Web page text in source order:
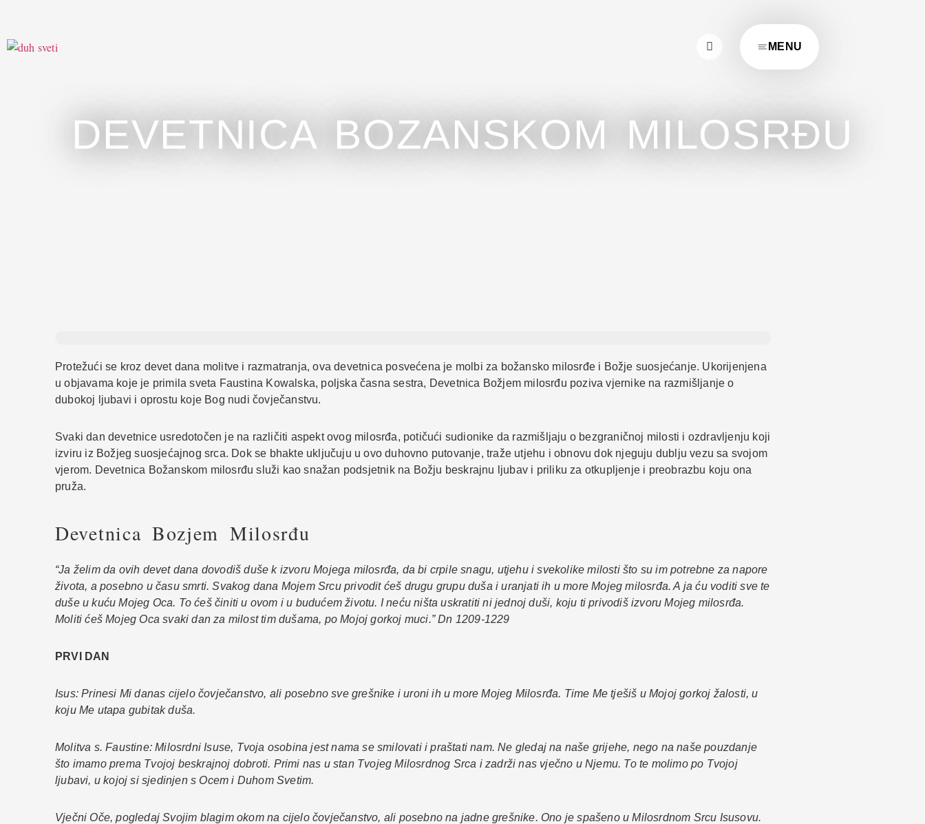
MENU
DEVETNICA BOZANSKOM MILOSRĐU
Protežući se kroz devet dana molitve i razmatranja, ova devetnica posvećena je molbi za božansko milosrđe i Božje suosjećanje. Ukorijenjena
u objavama koje je primila sveta Faustina Kowalska, poljska časna sestra, Devetnica Božjem milosrđu poziva vjernike na razmišljanje o
dubokoj ljubavi i oprostu koje Bog nudi čovječanstvu.
Svaki dan devetnice usredotočen je na različiti aspekt ovog milosrđa, potičući sudionike da razmišljaju o bezgraničnoj milosti i ozdravljenju koji
izviru iz Božjeg suosjećajnog srca. Dok se bhakte uključuju u ovo duhovno putovanje, traže utjehu i obnovu dok njeguju dublju vezu sa svojom
vjerom. Devetnica Božanskom milosrđu služi kao snažan podsjetnik na Božju beskrajnu ljubav i priliku za otkupljenje i preobrazbu koju ona
pruža.
Devetnica Bozjem Milosrđu
“Ja želim da ovih devet dana dovodiš duše k izvoru Mojega milosrđa, da bi crpile snagu, utjehu i svekolike milosti što su im potrebne za napore
života, a posebno u času smrti. Svakog dana Mojem Srcu privodit ćeš drugu grupu duša i uranjati ih u more Mojeg milosrđa. A ja ću voditi sve te
duše u kuću Mojeg Oca. To ćeš činiti u ovom i u budućem životu. I neću ništa uskratiti ni jednoj duši, koju ti privodiš izvoru Mojeg milosrđa.
Moliti ćeš Mojeg Oca svaki dan za milost tim dušama, po Mojoj gorkoj muci.” Dn 1209-1229
PRVI DAN
Isus: Prinesi Mi danas cijelo čovječanstvo, ali posebno sve grešnike i uroni ih u more Mojeg Milosrđa. Time Me tješiš u Mojoj gorkoj žalosti, u
koju Me utapa gubitak duša.
Molitva s. Faustine: Milosrdni Isuse, Tvoja osobina jest nama se smilovati i praštati nam. Ne gledaj na naše grijehe, nego na naše pouzdanje
što imamo prema Tvojoj beskrajnoj dobroti. Primi nas u stan Tvojeg Milosrdnog Srca i zadrži nas vječno u Njemu. To te molimo po Tvojoj
ljubavi, u kojoj si sjedinjen s Ocem i Duhom Svetim.
Vječni Oče, pogledaj Svojim blagim okom na cijelo čovječanstvo, ali posebno na jadne grešnike. Ono je spašeno u Milosrdnom Srcu Isusovu.